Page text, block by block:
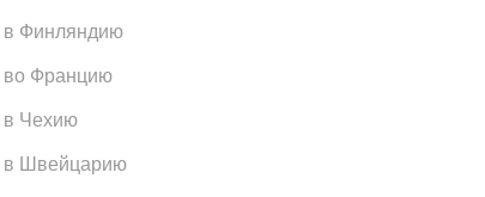
в Финляндию
во Францию
в Чехию
в Швейцарию